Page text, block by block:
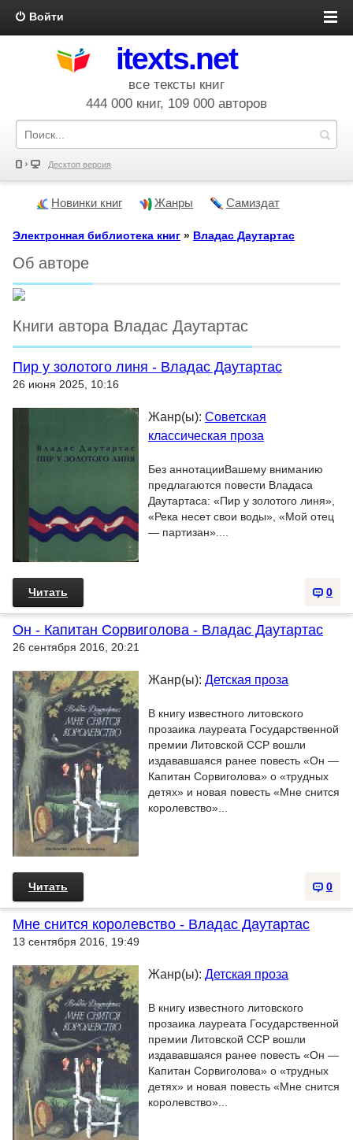
Войти
itexts.net
все тексты книг
444 000 книг, 109 000 авторов
Десктоп версия
Новинки книг Жанры Самиздат
Электронная библиотека книг » Владас Даутартас
Об авторе
Книги автора Владас Даутартас
Пир у золотого линя - Владас Даутартас
26 июня 2025, 10:16
Жанр(ы): Советская
классическая проза
Без аннотацииВашему вниманию
предлагаются повести Владаса
Даутартаса: «Пир у золотого линя»,
«Река несет свои воды», «Мой отец
— партизан»....
0
Читать
Он - Капитан Сорвиголова - Владас Даутартас
26 сентября 2016, 20:21
Жанр(ы): Детская проза
В книгу известного литовского
прозаика лауреата Государственной
премии Литовской ССР вошли
издававшаяся ранее повесть «Он —
Капитан Сорвиголова» о «трудных
детях» и новая повесть «Мне снится
королевство»...
0
Читать
Мне снится королевство - Владас Даутартас
13 сентября 2016, 19:49
Жанр(ы): Детская проза
В книгу известного литовского
прозаика лауреата Государственной
премии Литовской ССР вошли
издававшаяся ранее повесть «Он —
Капитан Сорвиголова» о «трудных
детях» и новая повесть «Мне снится
королевство»...